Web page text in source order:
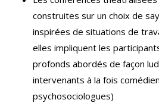
construites sur un choix de
inspirées de situations de
elles impliquent les
profonds abordés de façon
intervenants à la fois
psychosociologues)